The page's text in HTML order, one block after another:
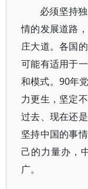
必须坚持
情的发展道路
庄大道。各国
可能有适用于
和模式。90年
力更生，坚定
过去、现在还
坚持中国的事
己的力量办，
广。